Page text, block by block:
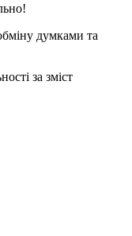
думками та
за зміст